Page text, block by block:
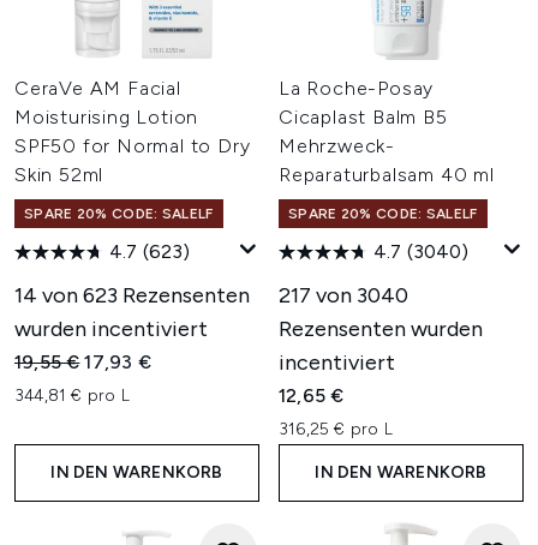
CeraVe AM Facial
Moisturising Lotion
SPF50 for Normal to Dry
Skin 52ml
SPARE 20% CODE: SALELF
4.7 (623)
14 von 623 Rezensenten
wurden incentiviert
Unverbindliche Preisempfehlung:
19,55 €Aktueller Preis:
17,93 €
344,81 € pro L
IN DEN WARENKORB
La Roche-Posay
Cicaplast Balm B5
Mehrzweck-
Reparaturbalsam 40 ml
SPARE 20% CODE: SALELF
4.7 (3040)
217 von 3040
Rezensenten wurden
incentiviert
12,65 €
316,25 € pro L
IN DEN WARENKORB